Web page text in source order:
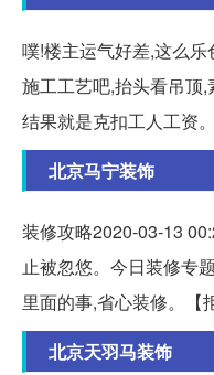
噗!楼主运气好差,这么
施工工艺吧,抬头看吊顶,
结果就是克扣工人工资。
北京马宁装饰
装修攻略2020-03-13
止被忽悠。今日装修专
里面的事,省心装修。【
北京天羽马装饰